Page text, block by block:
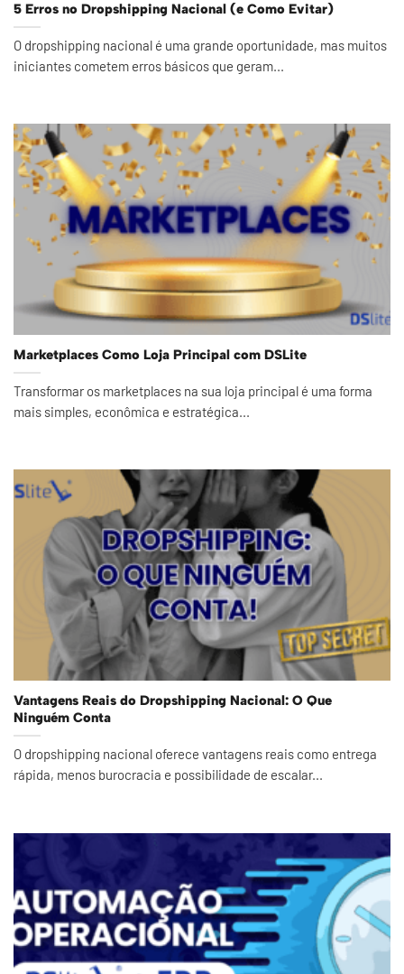
5 Erros no Dropshipping Nacional (e Como Evitar)
O dropshipping nacional é uma grande oportunidade, mas muitos
iniciantes cometem erros básicos que geram...
Marketplaces Como Loja Principal com DSLite
Transformar os marketplaces na sua loja principal é uma forma
mais simples, econômica e estratégica...
Vantagens Reais do Dropshipping Nacional: O Que
Ninguém Conta
O dropshipping nacional oferece vantagens reais como entrega
rápida, menos burocracia e possibilidade de escalar...